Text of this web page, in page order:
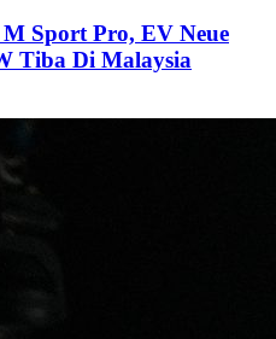
Sport Pro, EV Neue
Tiba Di Malaysia